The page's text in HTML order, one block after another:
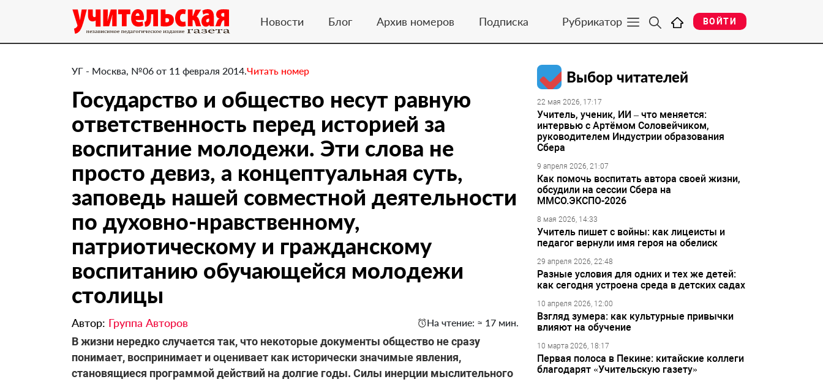
Новости Блог Архив номеров Подписка Рубрикатор ВОЙТИ
УГ - Москва, №06 от 11 февраля 2014.Читать номер
Государство и общество несут равную
ответственность перед историей за
воспитание молодежи. Эти слова не
просто девиз, а концептуальная суть,
заповедь нашей совместной деятельности
по духовно-нравственному,
патриотическому и гражданскому
воспитанию обучающейся молодежи
столицы
Автор: Группа Авторов На чтение: ≈ 17 мин.
​В жизни нередко случается так, что некоторые документы общество не сразу
понимает, воспринимает и оценивает как исторически значимые явления,
становящиеся программой действий на долгие годы. Силы инерции мыслительного
Выбор читателей
22 мая 2026, 17:17
Учитель, ученик, ИИ – что меняется:
интервью с Артёмом Соловейчиком,
руководителем Индустрии образования
Сбера
9 апреля 2026, 21:07
Как помочь воспитать автора своей жизни,
обсудили на сессии Сбера на
ММСО.ЭКСПО-2026
8 мая 2026, 14:33
Учитель пишет с войны: как лицеисты и
педагог вернули имя героя на обелиск
29 апреля 2026, 22:48
Разные условия для одних и тех же детей:
как сегодня устроена среда в детских садах
10 апреля 2026, 12:00
Взгляд зумера: как культурные привычки
влияют на обучение
10 марта 2026, 18:17
Первая полоса в Пекине: китайские коллеги
благодарят «Учительскую газету»